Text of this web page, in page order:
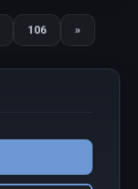
106 »Вперед